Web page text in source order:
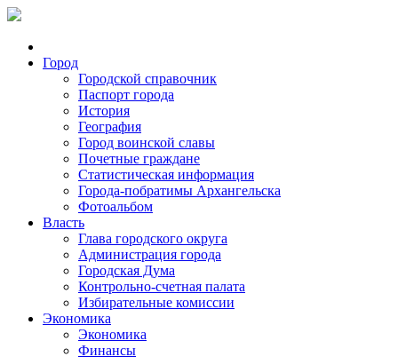
Город
Городской справочник
Паспорт города
История
География
Город воинской славы
Почетные граждане
Статистическая информация
Города-побратимы Архангельска
Фотоальбом
Власть
Глава городского округа
Администрация города
Городская Дума
Контрольно-счетная палата
Избирательные комиссии
Экономика
Экономика
Финансы